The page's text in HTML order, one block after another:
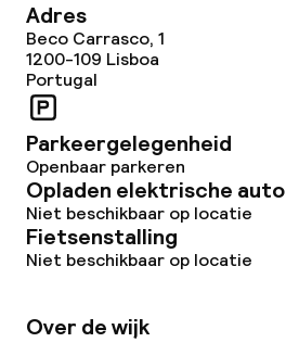
Adres
Beco Carrasco, 1
1200-109 Lisboa
Portugal
Parkeergelegenheid
Openbaar parkeren
Opladen elektrische auto
Niet beschikbaar op locatie
Fietsenstalling
Niet beschikbaar op locatie
Over de wijk